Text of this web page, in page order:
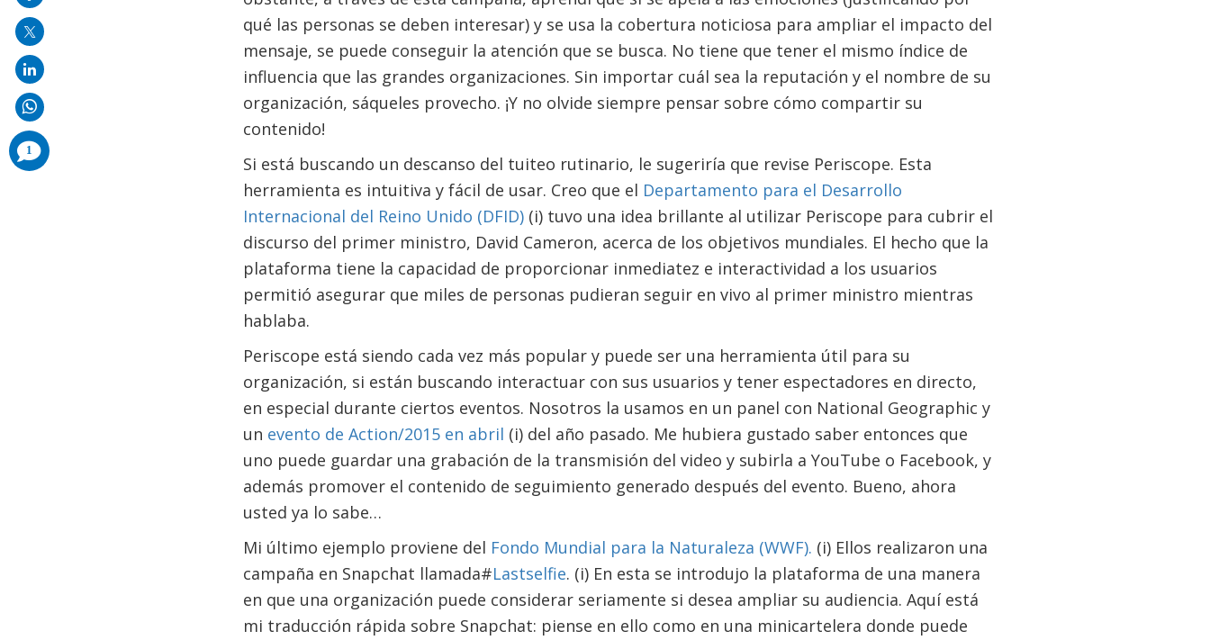
qué las personas se deben interesar) y se usa la cobertura noticiosa para ampliar el impacto del
mensaje, se puede conseguir la atención que se busca. No tiene que tener el mismo índice de
influencia que las grandes organizaciones. Sin importar cuál sea la reputación y el nombre de su
organización, sáqueles provecho. ¡Y no olvide siempre pensar sobre cómo compartir su
contenido!
Si está buscando un descanso del tuiteo rutinario, le sugeriría que revise Periscope. Esta
herramienta es intuitiva y fácil de usar. Creo que el Departamento para el Desarrollo
Internacional del Reino Unido (DFID)(i) tuvo una idea brillante al utilizar Periscope para cubrir el
discurso del primer ministro, David Cameron, acerca de los objetivos mundiales. El hecho que la
plataforma tiene la capacidad de proporcionar inmediatez e interactividad a los usuarios
permitió asegurar que miles de personas pudieran seguir en vivo al primer ministro mientras
hablaba.
Periscope está siendo cada vez más popular y puede ser una herramienta útil para su
organización, si están buscando interactuar con sus usuarios y tener espectadores en directo,
en especial durante ciertos eventos. Nosotros la usamos en un panel con National Geographic y
un evento de Action/2015 en abril (i) del año pasado. Me hubiera gustado saber entonces que
uno puede guardar una grabación de la transmisión del video y subirla a YouTube o Facebook, y
además promover el contenido de seguimiento generado después del evento. Bueno, ahora
usted ya lo sabe…
Mi último ejemplo proviene del Fondo Mundial para la Naturaleza (WWF). (i) Ellos realizaron una
campaña en Snapchat llamada#Lastselfie. (i) En esta se introdujo la plataforma de una manera
en que una organización puede considerar seriamente si desea ampliar su audiencia. Aquí está
mi traducción rápida sobre Snapchat: piense en ello como en una minicartelera donde puede
mail
1
comments
added